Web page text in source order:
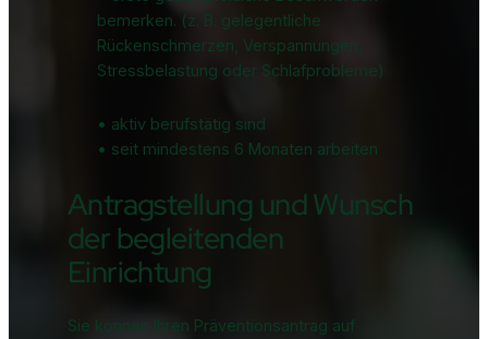
bemerken. (z. B. gelegentliche
Rückenschmerzen, Verspannungen,
Stressbelastung oder Schlafprobleme)
• aktiv berufstätig sind
• seit mindestens 6 Monaten arbeiten
Antragstellung und Wunsch
der begleitenden
Einrichtung
Sie können Ihren Präventionsantrag auf